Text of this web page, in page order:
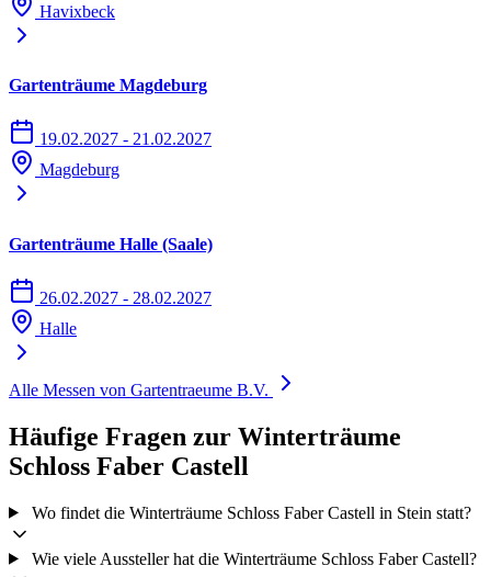
Havixbeck
Gartenträume Magdeburg
19.02.2027 - 21.02.2027
Magdeburg
Gartenträume Halle (Saale)
26.02.2027 - 28.02.2027
Halle
Alle Messen von Gartentraeume B.V.
Häufige Fragen zur Winterträume
Schloss Faber Castell
Wo findet die Winterträume Schloss Faber Castell in Stein statt?
Wie viele Aussteller hat die Winterträume Schloss Faber Castell?